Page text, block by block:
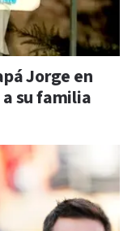
Jorge en
su familia